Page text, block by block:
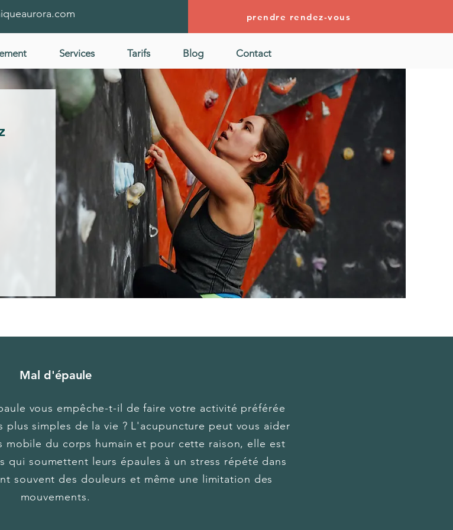
prendre rendez-vous
Services Tarifs Blog Contact
Mal d'épaule
vous empêche-t-il de faire votre activité préférée
simples de la vie ? L'acupuncture peut vous aider
du corps humain et pour cette raison, elle est
qui soumettent leurs épaules à un stress répété dans
souvent des douleurs et même une limitation des
mouvements.